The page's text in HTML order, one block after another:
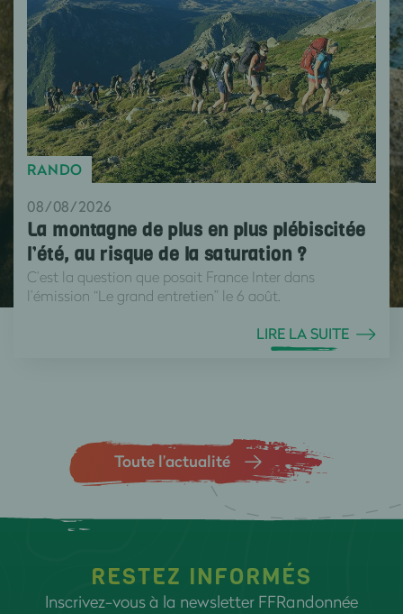
RANDO
08/08/2026
La montagne de plus en plus plébiscitée
l’été, au risque de la saturation ?
C’est la question que posait France Inter dans
l’émission “Le grand entretien” le 6 août.
LIRE LA SUITE
Toute l’actualité
RESTEZ INFORMÉS
Inscrivez-vous à la newsletter FFRandonnée